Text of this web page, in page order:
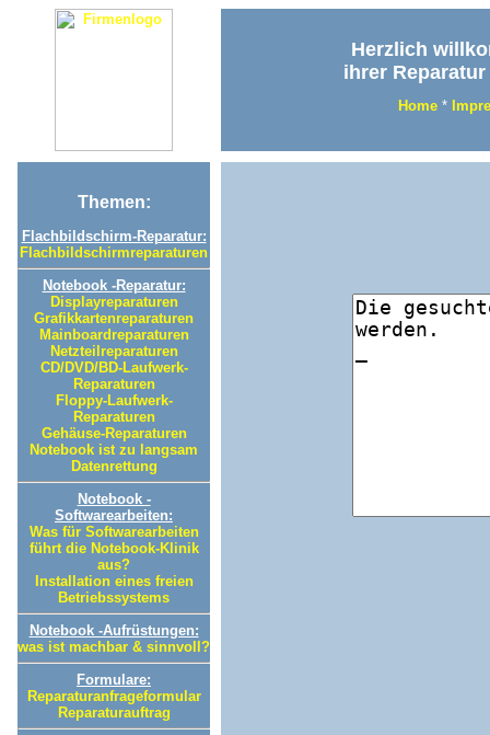
Herzlich
ihrer
Home *
Themen:
Flachbildschirm-Reparatur:
Flachbildschirmreparaturen
Notebook -Reparatur:
Displayreparaturen
Grafikkartenreparaturen
Mainboardreparaturen
Netzteilreparaturen
CD/DVD/BD-Laufwerk-
Reparaturen
Floppy-Laufwerk-
Reparaturen
Gehäuse-Reparaturen
Notebook ist zu langsam
Datenrettung
Notebook -
Softwarearbeiten:
Was für Softwarearbeiten
führt die Notebook-Klinik
aus?
Installation eines freien
Betriebssystems
Notebook -Aufrüstungen:
was ist machbar & sinnvoll?
Formulare:
Reparaturanfrageformular
Reparaturauftrag